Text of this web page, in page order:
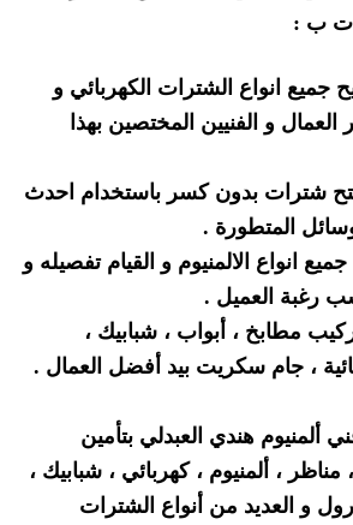
ب :
جميع انواع الشترات الكهربائي و
العمال و الفنيين المختصين بهذا
شترات بدون كسر باستخدام احدث
المتطورة .
جميع انواع الالمنيوم و القيام تفصيله و
رغبة العميل .
مطابخ ، أبواب ، شبابيك ،
، جام سكريت بيد أفضل العمال .
ألمنيوم هندي العبدلي بتأمين
، ألمنيوم ، كهربائي ، شبابيك ،
و العديد من أنواع الشترات